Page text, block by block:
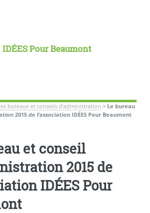
IDÉES Pour Beaumont
bureaux et conseils d’administration > Le bureau
2015 de l’association IDÉES Pour Beaumont
et conseil
2015 de
IDÉES Pour